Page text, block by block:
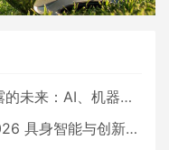
：AI、机器人与智能生活大爆发
智能与创新领域 中国公司大放异彩